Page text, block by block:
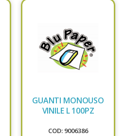
GUANTI MONOUSO
VINILE L 100PZ
COD: 9006386